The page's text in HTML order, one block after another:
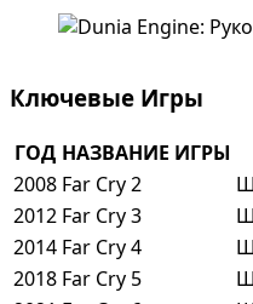
Ключевые Игры
ГОД НАЗВАНИЕ ИГРЫ
2008 Far Cry 2
2012 Far Cry 3
2014 Far Cry 4
2018 Far Cry 5